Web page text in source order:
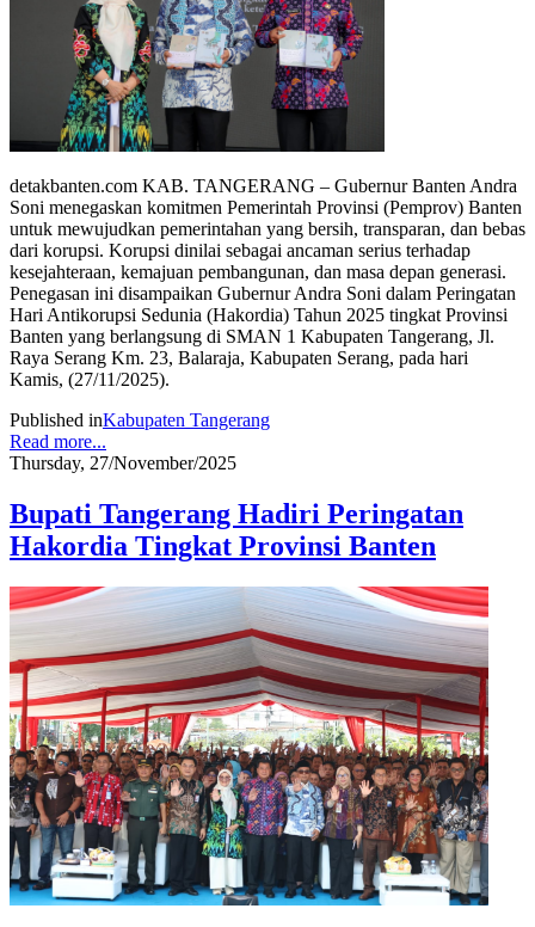
detakbanten.com KAB. TANGERANG – Gubernur Banten Andra
Soni menegaskan komitmen Pemerintah Provinsi (Pemprov) Banten
untuk mewujudkan pemerintahan yang bersih, transparan, dan bebas
dari korupsi. Korupsi dinilai sebagai ancaman serius terhadap
kesejahteraan, kemajuan pembangunan, dan masa depan generasi.
​Penegasan ini disampaikan Gubernur Andra Soni dalam Peringatan
Hari Antikorupsi Sedunia (Hakordia) Tahun 2025 tingkat Provinsi
Banten yang berlangsung di SMAN 1 Kabupaten Tangerang, Jl.
Raya Serang Km. 23, Balaraja, Kabupaten Serang, pada hari
Kamis, (27/11/2025).
Published inKabupaten Tangerang
Read more...
Thursday, 27/November/2025
Bupati Tangerang Hadiri Peringatan
Hakordia Tingkat Provinsi Banten